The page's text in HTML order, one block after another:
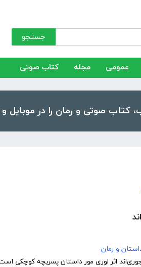
جستجو
عمومی مجله کتاب صوتی
و رمان
اثر لوری مور داستان پسربچه کوچکی